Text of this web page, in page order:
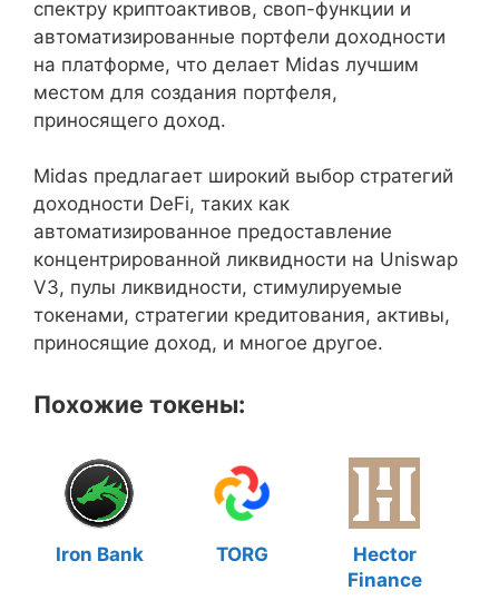
спектру криптоактивов, своп-функции и
автоматизированные портфели доходности
на платформе, что делает Midas лучшим
местом для создания портфеля,
приносящего доход.
Midas предлагает широкий выбор стратегий
доходности DeFi, таких как
автоматизированное предоставление
концентрированной ликвидности на Uniswap
V3, пулы ликвидности, стимулируемые
токенами, стратегии кредитования, активы,
приносящие доход, и многое другое.
Похожие токены:
Iron Bank TORG
Hector
Finance